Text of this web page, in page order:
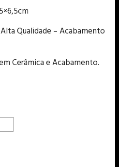
Qualidade – Acabamento
Cerâmica e Acabamento.